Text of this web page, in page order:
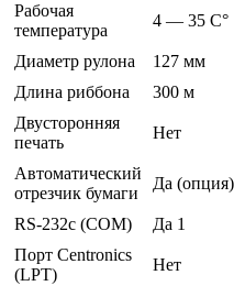
Рабочая
температура
4 — 35 C°
Диаметр рулона
127 мм
Длина риббона
300 м
Двусторонняя
печать
Нет
Автоматический
отрезчик бумаги
Да (опция)
RS-232c (COM)
Да 1
Порт Centronics
(LPT)
Нет